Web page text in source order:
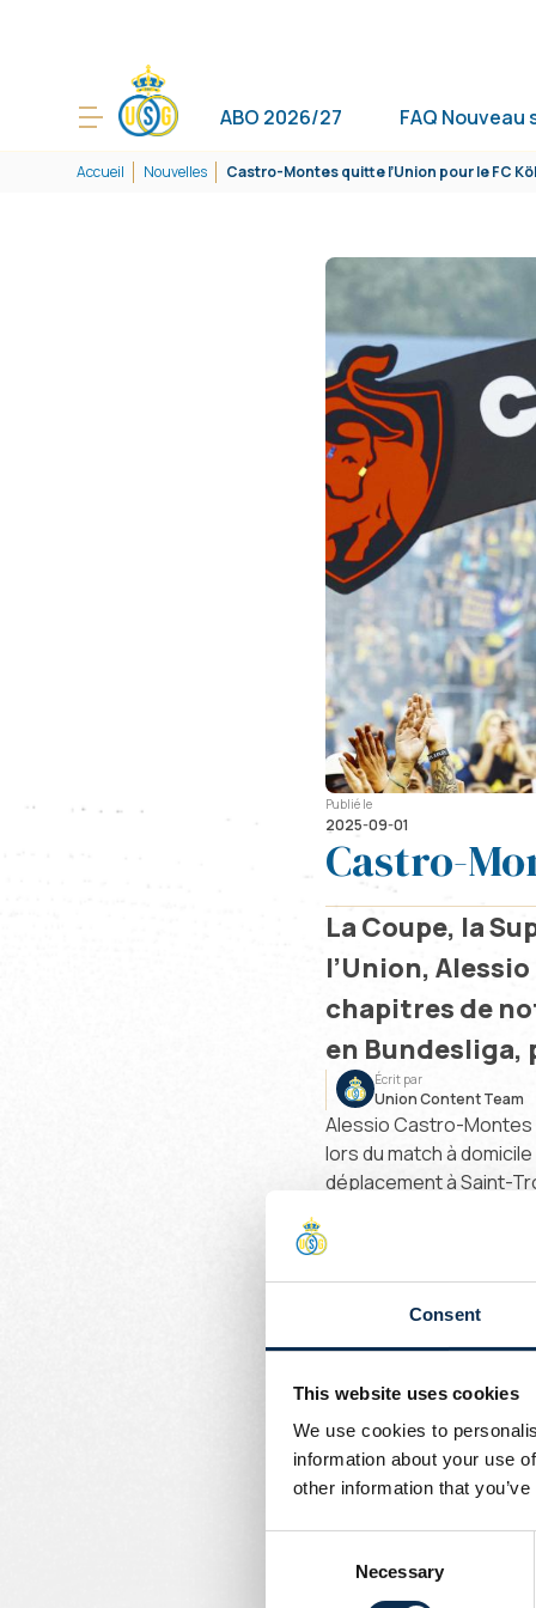
Consent
This website uses cookies
We use cookies to
information about your use
other information that
Necessary
ABO 2026/27 FAQ Nouveau
Accueil Nouvelles Castro-Montes quitte l’Union pour le FC
Publié le
2025-09-01
Castro-
La Coupe, la
l’Union,
chapitres de
en Bundesliga,
Écrit par
Union Content Team
Alessio Castro-Montes
lors du match à
déplacement à Saint-
s’est illustré en
l’équipe, grâce à une
Tu l’as bien mérité,
Merci et beaucoup de
Unioniste un jour,